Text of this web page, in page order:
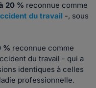
20 % reconnue comme
du travail -, sous
% reconnue comme
du travail - qui a
identiques à celles
professionnelle.